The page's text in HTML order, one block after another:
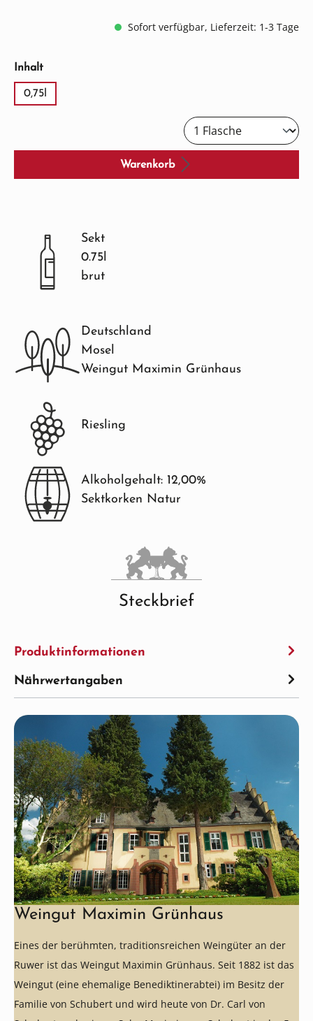
Sofort verfügbar, Lieferzeit: 1-3 Tage
Inhaltauswählen
0,75l
Warenkorb
Sekt
0.75l
brut
Deutschland
Mosel
Weingut Maximin Grünhaus
Riesling
Alkoholgehalt: 12,00%
Sektkorken Natur
Steckbrief
Produktinformationen
Nährwertangaben
Weingut Maximin Grünhaus
Eines der berühmten, traditionsreichen Weingüter an der
Ruwer ist das Weingut Maximin Grünhaus. Seit 1882 ist das
Weingut (eine ehemalige Benediktinerabtei) im Besitz der
Familie von Schubert und wird heute von Dr. Carl von